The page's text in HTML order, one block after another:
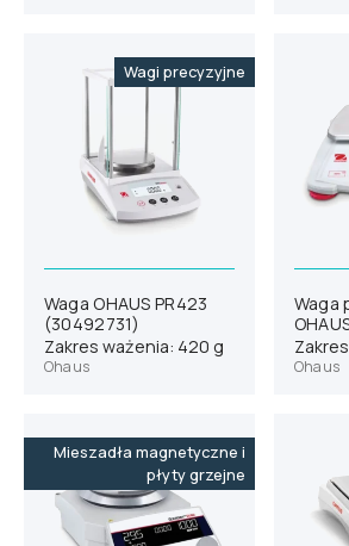
Wagi precyzyjne
Waga OHAUS PR423
(30492731)
Zakres ważenia: 420 g
Ohaus
Waga
Ohaus
Mieszadła magnetyczne i
płyty grzejne